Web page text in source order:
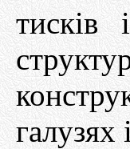
тисків
галузях